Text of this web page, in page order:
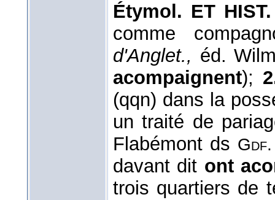
Étymol. ET
comme
d'Anglet., éd.
acompaignent);
(qqn) dans la
un traité de
Flabémont ds Gdf.
davant dit ont
trois quartiers de